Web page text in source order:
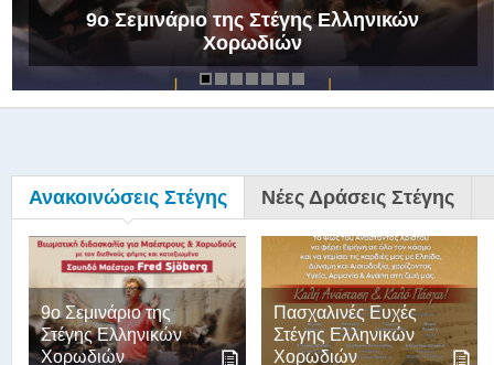
9ο Σεμινάριο της Στέγης Ελληνικών
Χορωδιών
Ανακοινώσεις Στέγης Νέες Δράσεις Στέγης
9ο Σεμινάριο της
Στέγης Ελληνικών
Χορωδιών
Πασχαλινές Ευχές
Στέγης Ελληνικών
Χορωδιών